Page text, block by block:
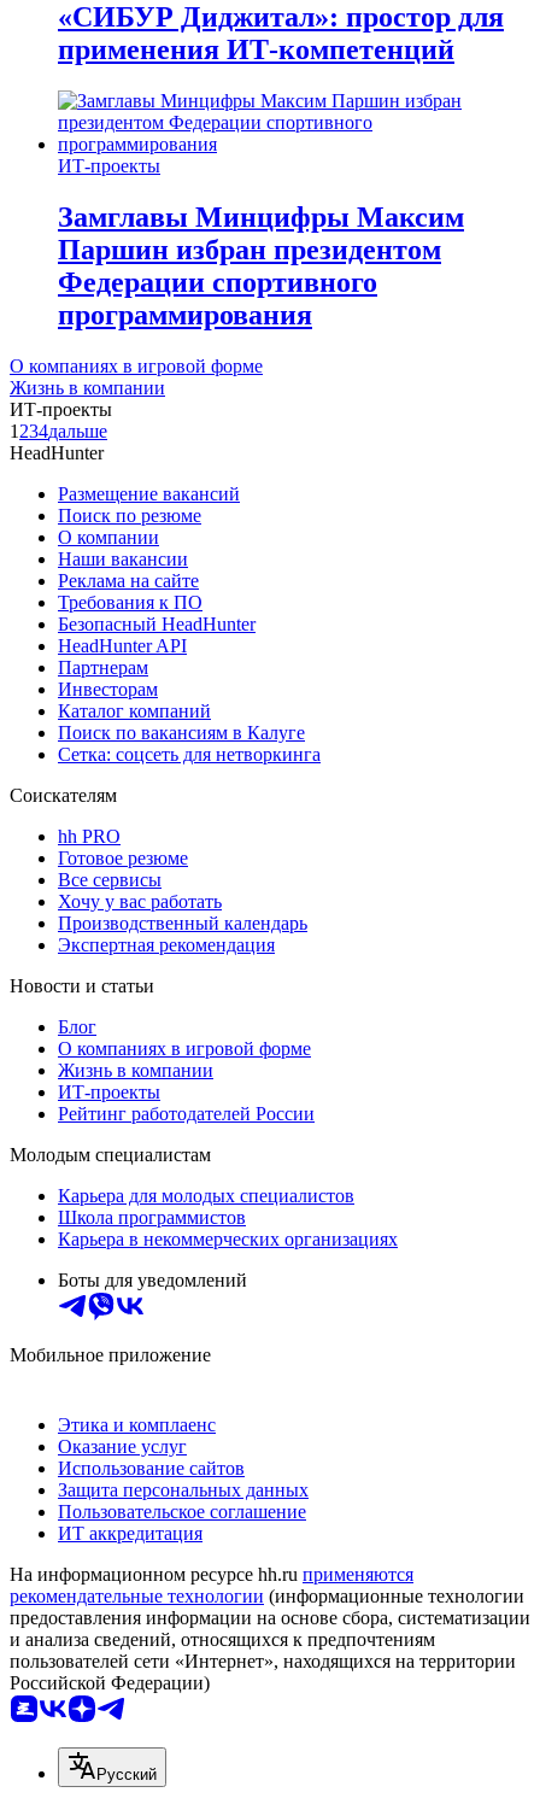
«СИБУР Диджитал»: простор для
применения ИТ-компетенций
ИТ-проекты
Замглавы Минцифры Максим
Паршин избран президентом
Федерации спортивного
программирования
О компаниях в игровой форме
Жизнь в компании
ИТ-проекты
1 234дальше
HeadHunter
Размещение вакансий
Поиск по резюме
О компании
Наши вакансии
Реклама на сайте
Требования к ПО
Безопасный HeadHunter
HeadHunter API
Партнерам
Инвесторам
Каталог компаний
Поиск по вакансиям в Калуге
Сетка: соцсеть для нетворкинга
Соискателям
hh PRO
Готовое резюме
Все сервисы
Хочу у вас работать
Производственный календарь
Экспертная рекомендация
Новости и статьи
Блог
О компаниях в игровой форме
Жизнь в компании
ИТ-проекты
Рейтинг работодателей России
Молодым специалистам
Карьера для молодых специалистов
Школа программистов
Карьера в некоммерческих организациях
Боты для уведомлений
Мобильное приложение
Этика и комплаенс
Оказание услуг
Использование сайтов
Защита персональных данных
Пользовательское соглашение
ИТ аккредитация
На информационном ресурсе hh.ru применяются
рекомендательные технологии (информационные технологии
предоставления информации на основе сбора, систематизации
и анализа сведений, относящихся к предпочтениям
пользователей сети «Интернет», находящихся на территории
Российской Федерации)
Русский